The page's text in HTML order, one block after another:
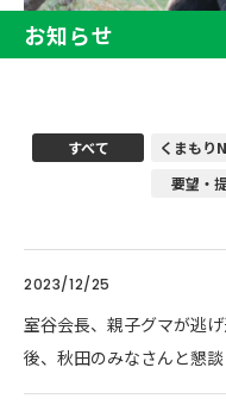
お知らせ
すべて くまもり
要望・
2023/12/25
室谷会長、親子グマが逃
後、秋田のみなさんと懇